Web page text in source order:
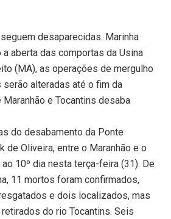
desaparecidas. Marinha
aberta das comportas da Usina
(MA), as operações de mergulho
alteradas até o fim da
e Tocantins desaba
do desabamento da Ponte
de Oliveira, entre o Maranhão e o
10º dia nesta terça-feira (31). De
11 mortos foram confirmados,
e dois localizados, mas
do rio Tocantins. Seis